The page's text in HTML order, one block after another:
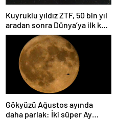
Kuyruklu yıldız ZTF, 50 bin yıl
aradan sonra Dünya’ya ilk kez
çok yaklaşacak
Gökyüzü Ağustos ayında
daha parlak: İki süper Ay